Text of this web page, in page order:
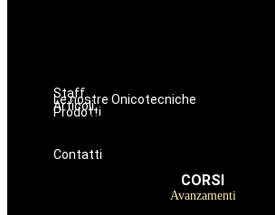
Staff
Le nostre Onicotecniche
Articoli
ProdottiOniconails
Prodotti per ricostruzione unghie
Contatti
CORSI
Avanzamenti